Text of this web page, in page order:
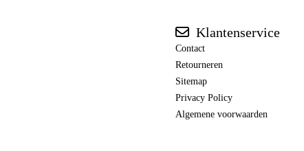
Klantenservice
Contact
Retourneren
Sitemap
Privacy Policy
Algemene voorwaarden